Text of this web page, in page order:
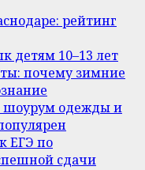
рейтинг
детям 10–13 лет
почему зимние
шоурум одежды и
ЕГЭ по
сдачи